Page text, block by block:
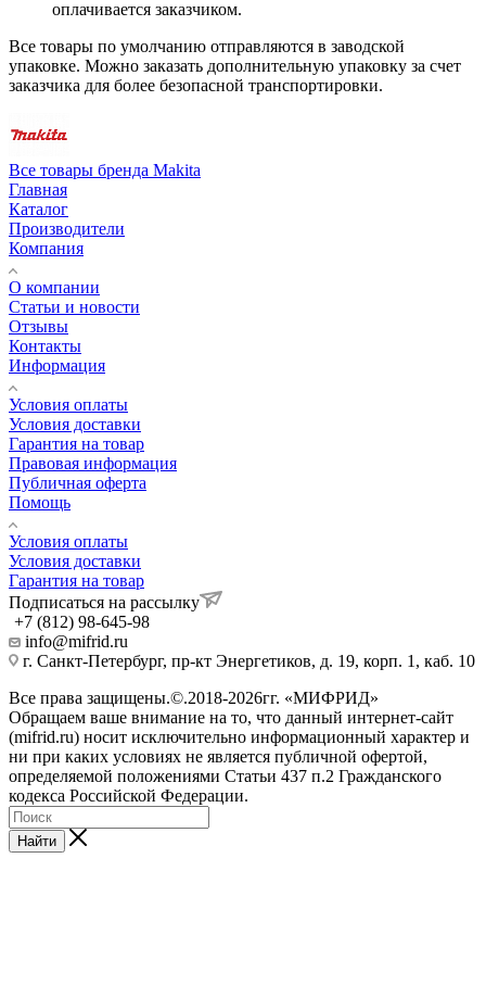
оплачивается заказчиком.
Все товары по умолчанию отправляются в заводской
упаковке. Можно заказать дополнительную упаковку за счет
заказчика для более безопасной транспортировки.
Все товары бренда Makita
Главная
Каталог
Производители
Компания
О компании
Статьи и новости
Отзывы
Контакты
Информация
Условия оплаты
Условия доставки
Гарантия на товар
Правовая информация
Публичная оферта
Помощь
Условия оплаты
Условия доставки
Гарантия на товар
Подписаться на рассылку
+7 (812) 98-645-98
info@mifrid.ru
г. Санкт-Петербург, пр-кт Энергетиков, д. 19, корп. 1, каб. 10
Все права защищены.©.2018-2026гг. «МИФРИД»
Обращаем ваше внимание на то, что данный интернет-сайт
(mifrid.ru) носит исключительно информационный характер и
ни при каких условиях не является публичной офертой,
определяемой положениями Статьи 437 п.2 Гражданского
кодекса Российской Федерации.
Найти